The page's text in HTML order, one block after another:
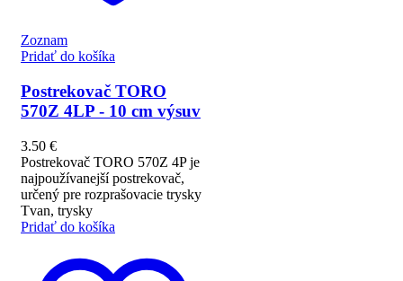
Zoznam
Pridať do košíka
Postrekovač TORO
570Z 4LP - 10 cm výsuv
3.50 €
Postrekovač TORO 570Z 4P je
najpoužívanejší postrekovač,
určený pre rozprašovacie trysky
Tvan, trysky
Pridať do košíka